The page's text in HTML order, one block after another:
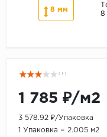
8 мм
8
( 1 )
1 785 ₽/м2
3 578.92 ₽/Упаковка
1 Упаковка = 2.005 м2